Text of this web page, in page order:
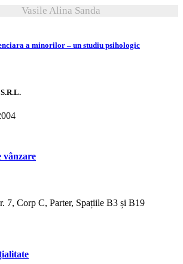
Vasile Alina Sanda
a minorilor – un studiu psihologic
vânzare
7, Corp C, Parter, Spațiile B3 și B19